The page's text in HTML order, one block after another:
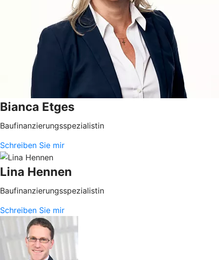
Bianca Etges
Baufinanzierungsspezialistin
Schreiben Sie mir
Lina Hennen
Baufinanzierungsspezialistin
Schreiben Sie mir